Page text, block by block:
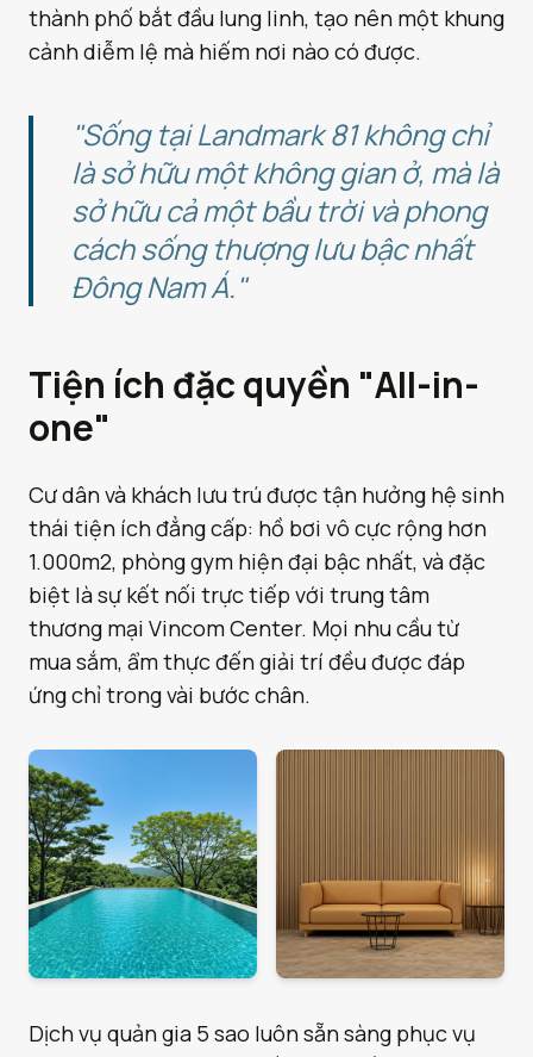
thành phố bắt đầu lung linh, tạo nên một khung
cảnh diễm lệ mà hiếm nơi nào có được.
"Sống tại Landmark 81 không chỉ
là sở hữu một không gian ở, mà là
sở hữu cả một bầu trời và phong
cách sống thượng lưu bậc nhất
Đông Nam Á."
Tiện ích đặc quyền "All-in-
one"
Cư dân và khách lưu trú được tận hưởng hệ sinh
thái tiện ích đẳng cấp: hồ bơi vô cực rộng hơn
1.000m2, phòng gym hiện đại bậc nhất, và đặc
biệt là sự kết nối trực tiếp với trung tâm
thương mại Vincom Center. Mọi nhu cầu từ
mua sắm, ẩm thực đến giải trí đều được đáp
ứng chỉ trong vài bước chân.
Dịch vụ quản gia 5 sao luôn sẵn sàng phục vụ